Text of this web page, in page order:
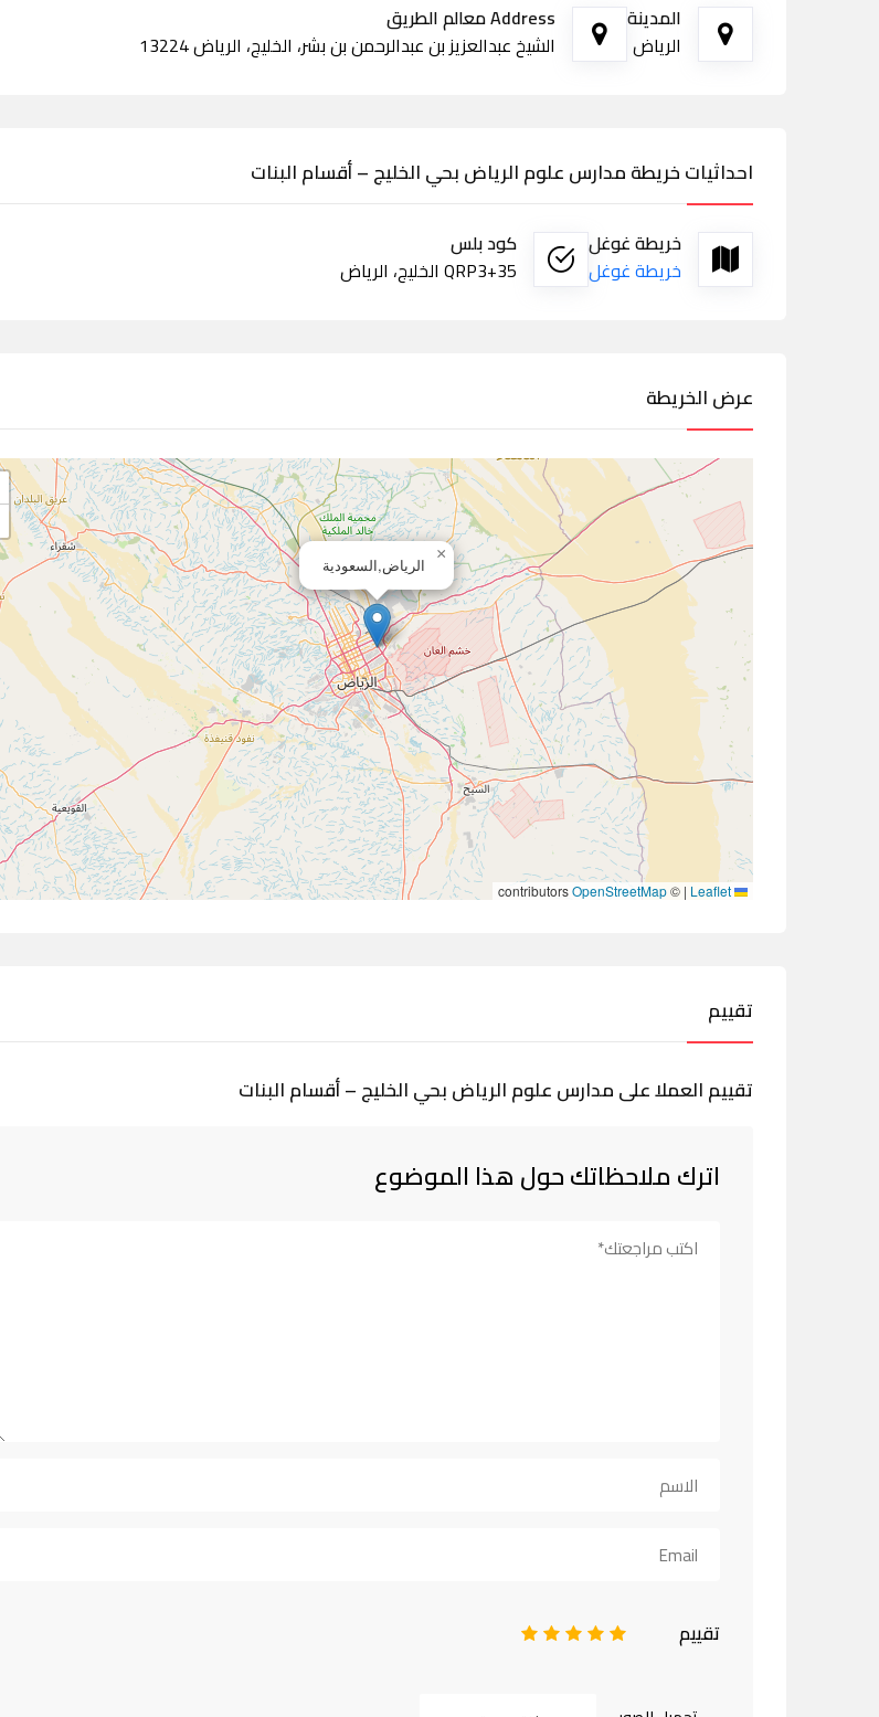
المدينة
الرياض
Address معالم الطريق
الشيخ عبدالعزيز بن عبدالرحمن بن بشر، الخليج، الرياض 13224
احداثيات خريطة مدارس علوم الرياض بحي الخليج – أقسام البنات
خريطة غوغل
خريطة غوغل
كود بلس
QRP3+35 الخليج، الرياض
عرض الخريطة
الرياض,السعودية
×
|
©
OpenStreetMap
تقييم
تقييم العملا على مدارس علوم الرياض بحي الخليج – أقسام البنات
اترك ملاحظاتك حول هذا الموضوع
تقييم 5
4
3
2